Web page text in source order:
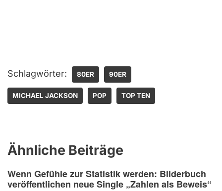
Schlagwörter: 80ER 90ER
MICHAEL JACKSON POP TOP TEN
Ähnliche Beiträge
Wenn Gefühle zur Statistik werden: Bilderbuch
veröffentlichen neue Single „Zahlen als Beweis“